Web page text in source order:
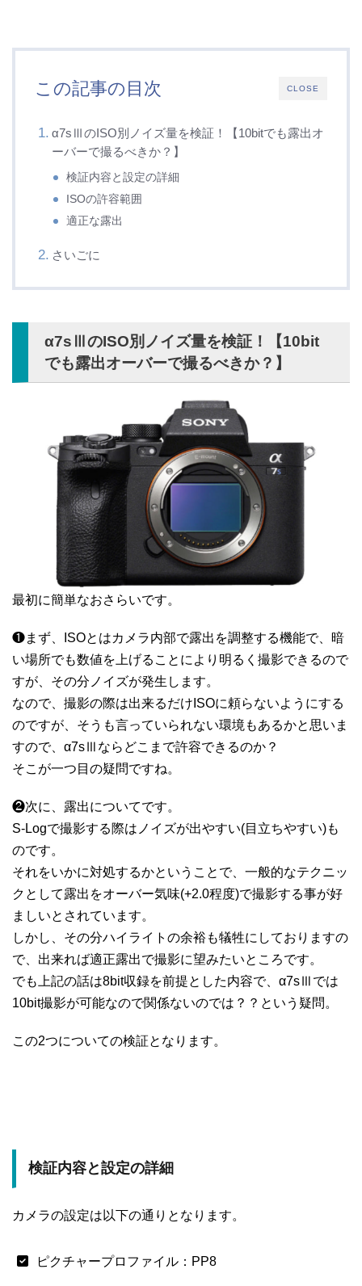
CLOSE
この記事の目次
α7sⅢのISO別ノイズ量を検証！【10bitでも露出オ
ーバーで撮るべきか？】
検証内容と設定の詳細
ISOの許容範囲
適正な露出
さいごに
α7sⅢのISO別ノイズ量を検証！【10bit
でも露出オーバーで撮るべきか？】
最初に簡単なおさらいです。
❶まず、ISOとはカメラ内部で露出を調整する機能で、暗
い場所でも数値を上げることにより明るく撮影できるので
すが、その分ノイズが発生します。
なので、撮影の際は出来るだけISOに頼らないようにする
のですが、そうも言っていられない環境もあるかと思いま
すので、α7sⅢならどこまで許容できるのか？
そこが一つ目の疑問ですね。
❷次に、露出についてです。
S-Logで撮影する際はノイズが出やすい(目立ちやすい)も
のです。
それをいかに対処するかということで、一般的なテクニッ
クとして露出をオーバー気味(+2.0程度)で撮影する事が好
ましいとされています。
しかし、その分ハイライトの余裕も犠牲にしておりますの
で、出来れば適正露出で撮影に望みたいところです。
でも上記の話は8bit収録を前提とした内容で、α7sⅢでは
10bit撮影が可能なので関係ないのでは？？という疑問。
この2つについての検証となります。
検証内容と設定の詳細
カメラの設定は以下の通りとなります。
ピクチャープロファイル：PP8